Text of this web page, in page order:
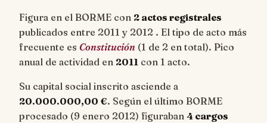
Figura en el BORME con 2 actos registrales
publicados entre 2011 y 2012 . El tipo de acto más
frecuente es Constitución (1 de 2 en total). Pico
anual de actividad en 2011 con 1 acto.
Su capital social inscrito asciende a
20.000.000,00 €. Según el último BORME
procesado (9 enero 2012) figuraban 4 cargos